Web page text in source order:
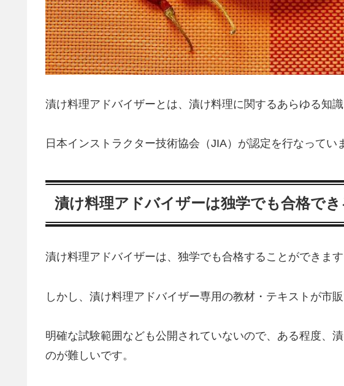
漬け料理アドバイザーとは、漬け料理に関するあらゆる知識
日本インストラクター技術協会（JIA）が認定を行なってい
漬け料理アドバイザーは独学でも合格でき
漬け料理アドバイザーは、独学でも合格することができます
しかし、漬け料理アドバイザー専用の教材・テキストが市販
明確な試験範囲なども公開されていないので、ある程度、
のが難しいです。